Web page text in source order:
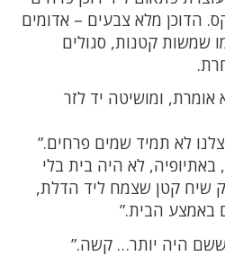
הדוכן מלא צבעים – אדומים
שמשות קטנות, סגולים
ומושיטה יד לזר
לא תמיד שמים פרחים.”
באתיופיה, לא היה בית בלי
שיח קטן שצמח ליד הדלת,
באמצע הבית.”
היה יותר… קשה.”